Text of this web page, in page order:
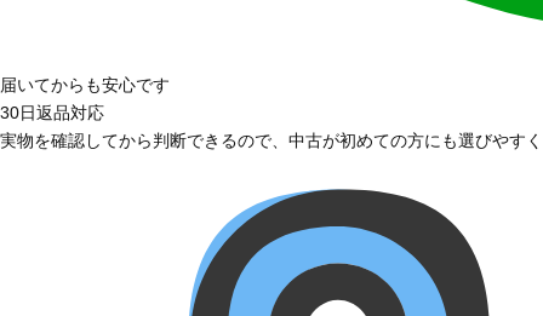
届いてからも安心です
30日返品対応
実物を確認してから判断できるので、中古が初めての方にも選びやす